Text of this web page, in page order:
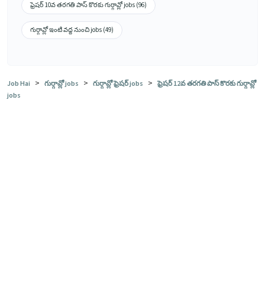
ఫ్రెషర్ 10వ తరగతి పాస్ కొరకు గుర్గావ్లో jobs (96)
గుర్గావ్లో ఇంటి వద్ద నుంచి jobs (49)
Job Hai > గుర్గావ్లో jobs > గుర్గావ్లో ఫ్రెషర్ jobs > ఫ్రెషర్ 12వ తరగతి పాస్ కొరకు గుర్గావ్లో
jobs